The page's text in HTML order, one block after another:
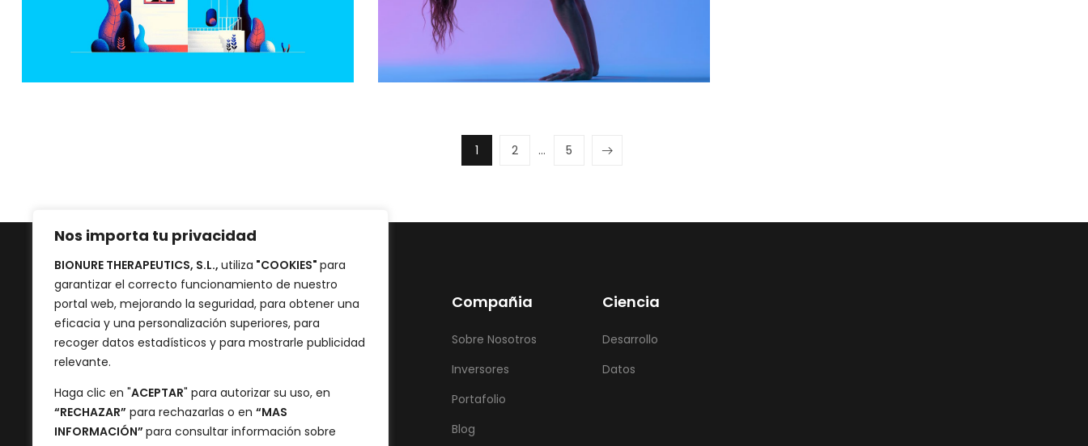
Nos importa tu privacidad
BIONURE THERAPEUTICS, S.L., utiliza "COOKIES" para
garantizar el correcto funcionamiento de nuestro
portal web, mejorando la seguridad, para obtener una
eficacia y una personalización superiores, para
recoger datos estadísticos y para mostrarle publicidad
relevante.
Haga clic en "ACEPTAR" para autorizar su uso, en
“RECHAZAR” para rechazarlas o en “MAS
INFORMACIÓN” para consultar información sobre
1 2 … 5
Carrer Sant Joan
de Malta, 145
08018 – Barcelona
Compañia
Sobre Nosotros
Inversores
Portafolio
Blog
Ciencia
Desarrollo
Datos